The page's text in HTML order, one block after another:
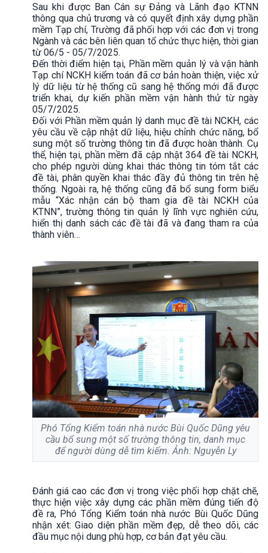
Sau khi được Ban Cán sự Đảng và Lãnh đạo KTNN
thông qua chủ trương và có quyết định xây dựng phần
mềm Tạp chí, Trường đã phối hợp với các đơn vị trong
Ngành và các bên liên quan tổ chức thực hiện, thời gian
từ 06/5 - 05/7/2025.
Đến thời điểm hiện tại, Phần mềm quản lý và vận hành
Tạp chí NCKH kiểm toán đã cơ bản hoàn thiện, việc xử
lý dữ liệu từ hệ thống cũ sang hệ thống mới đã được
triển khai, dự kiến phần mềm vận hành thử từ ngày
05/7/2025.
Đối với Phần mềm quản lý danh mục đề tài NCKH, các
yêu cầu về cập nhật dữ liệu, hiệu chỉnh chức năng, bổ
sung một số trường thông tin đã được hoàn thành. Cụ
thể, hiện tại, phần mềm đã cập nhật 364 đề tài NCKH,
cho phép người dùng khai thác thông tin tóm tắt các
đề tài, phân quyền khai thác đầy đủ thông tin trên hệ
thống. Ngoài ra, hệ thống cũng đã bổ sung form biểu
mẫu “Xác nhận cán bộ tham gia đề tài NCKH của
KTNN”, trường thông tin quản lý lĩnh vực nghiên cứu,
hiển thị danh sách các đề tài đã và đang tham ra của
thành viên…
Phó Tổng Kiểm toán nhà nước Bùi Quốc Dũng yêu
cầu bổ sung một số trường thông tin, danh mục
để người dùng dễ tìm kiếm. Ảnh: Nguyễn Ly
Đánh giá cao các đơn vị trong việc phối hợp chặt chẽ,
thực hiện việc xây dựng các phần mềm đúng tiến độ
đề ra, Phó Tổng Kiểm toán nhà nước Bùi Quốc Dũng
nhận xét: Giao diện phần mềm đẹp, dễ theo dõi, các
đầu mục nội dung phù hợp, cơ bản đạt yêu cầu.